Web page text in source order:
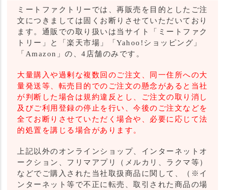
ミートファクトリーでは、再販売を目的としたご注
文につきましては固くお断りさせていただいており
ます。通販での取り扱いは当サイト「ミートファク
トリー」と「楽天市場」「Yahoo!ショッピング」
「Amazon」の、4店舗のみです。
大量購入や過剰な複数回のご注文、同一住所への大
量発送等、転売目的でのご注文の懸念があると当社
が判断した場合は規約違反とし、ご注文の取り消し
及びご利用登録の停止を行い、今後のご注文などを
全てお断りさせていただく場合や、必要に応じて法
的処置を講じる場合があります。
上記以外のオンラインショップ、インターネットオ
ークション、フリマアプリ（メルカリ、ラクマ等）
などでご購入された当社取扱商品に関して、（※イ
ンターネット等で不正に転売、取引された商品の場